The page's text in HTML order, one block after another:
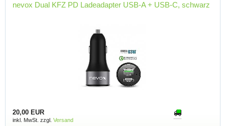
nevox Dual KFZ PD Ladeadapter USB-A + USB-C, schwarz
20,00 EUR
inkl. MwSt. zzgl. Versand